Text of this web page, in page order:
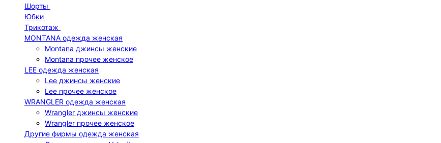
Шорты
Юбки
Трикотаж
MONTANA одежда женская
Montana джинсы женские
Montana прочее женское
LEE одежда женская
Lee джинсы женские
Lee прочее женское
WRANGLER одежда женская
Wrangler джинсы женские
Wrangler прочее женское
Другие фирмы одежда женская